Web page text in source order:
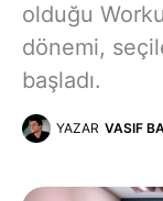
olduğu
dönemi,
başladı.
YAZAR VASIF